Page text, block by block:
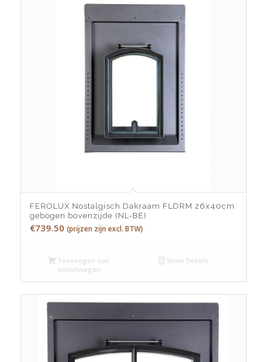
FEROLUX Nostalgisch Dakraam FLDRM 26x40cm
gebogen bovenzijde (NL-BE)
€739.50 (prijzen zijn excl. BTW)
Toevoegen aan
winkelwagen
Show Details